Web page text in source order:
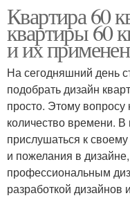
Квартира 60
квартиры 60
и их
На сегодняшний день
подобрать дизайн
просто. Этому вопросу
количество времени.
прислушаться к
и пожелания в
профессиональным
разработкой дизайнов